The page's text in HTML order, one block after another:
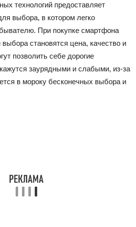
технологий предоставляет
выбора, в котором легко
При покупке смартфона
становятся цена, качество и
позволить себе дорогие
заурядными и слабыми, из-за
в мороку бесконечных выбора и